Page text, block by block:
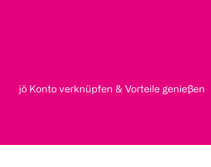
jö Konto verknüpfen & Vorteile genießen